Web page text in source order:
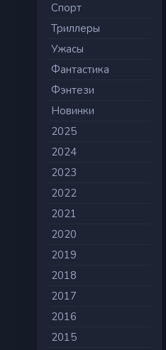
Cпорт
Триллеры
Ужасы
Фантастика
Фэнтези
Новинки
2025
2024
2023
2022
2021
2020
2019
2018
2017
2016
2015